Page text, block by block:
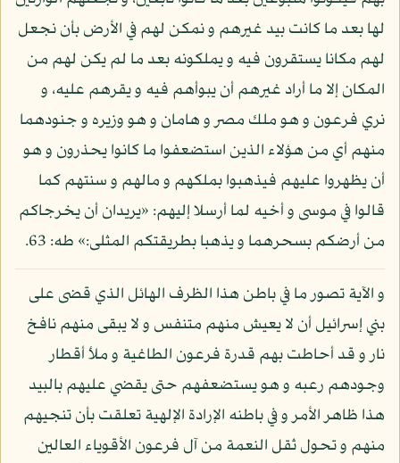
لها بعد ما كانت بيد غيرهم و نمكن لهم في الأرض بأن نجعل
لهم مكانا يستقرون فيه و يملكونه بعد ما لم يكن لهم من
المكان إلا ما أراد غيرهم أن يبوأهم فيه و يقرهم عليه، و
نري فرعون و هو ملك مصر و هامان و هو وزيره و جنودهما
منهم أي من هؤلاء الذين استضعفوا ما كانوا يحذرون و هو
أن يظهروا عليهم فيذهبوا بملكهم و مالهم و سنتهم كما
قالوا في موسى و أخيه لما أرسلا إليهم: «يريدان أن يخرجاكم
من أرضكم بسحرهما و يذهبا بطريقتكم المثلى:» طه: 63.
و الآية تصور ما في باطن هذا الظرف الهائل الذي قضى على
بني إسرائيل أن لا يعيش منهم متنفس و لا يبقى منهم نافخ
نار و قد أحاطت بهم قدرة فرعون الطاغية و ملأ أقطار
وجودهم رعبه و هو يستضعفهم حتى يقضي عليهم بالبيد
هذا ظاهر الأمر و في باطنه الإرادة الإلهية تعلقت بأن تنجيهم
منهم و تحول ثقل النعمة من آل فرعون الأقوياء العالين